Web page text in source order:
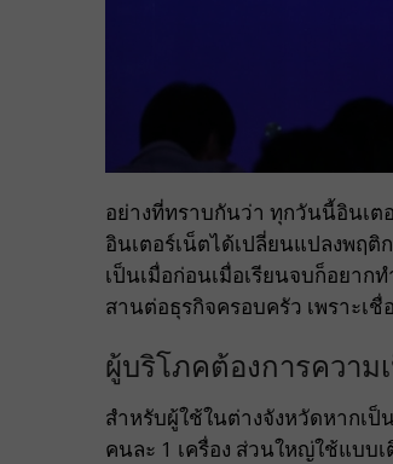
อย่างที่ทราบกันว่า ทุกวันนี้อินเต
อินเตอร์เน็ตได้เปลี่ยนแปลงพฤ
เป็นเมื่อก่อนเมื่อเรียนจบก็อยา
สานต่อธุรกิจครอบครัว เพราะเ
ผู้บริโภคต้องการควา
สำหรับผู้ใช้ในต่างจังหวัดหากเ
คนละ 1 เครื่อง ส่วนใหญ่ใช้แบบ